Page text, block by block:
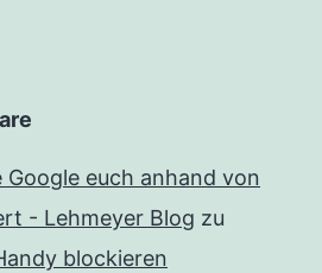
Google euch anhand von
- Lehmeyer Blog zu
blockieren